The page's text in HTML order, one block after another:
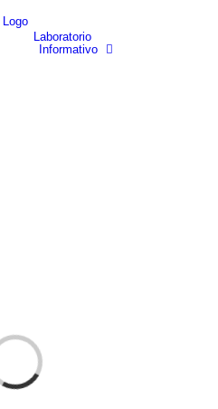
Laboratorio
Informativo